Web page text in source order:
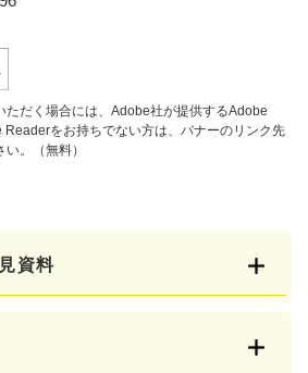
ただく場合には、Adobe社が提供するAdobe
Readerをお持ちでない方は、バナーのリンク先
。（無料）
資料